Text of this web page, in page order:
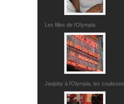
Les filles de l'Olympia
Jaojoby à l'Olympia, les coulisses